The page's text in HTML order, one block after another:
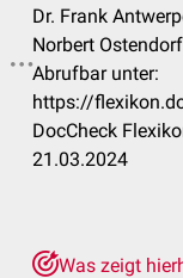
Dr. Frank
Norbert Ostendorf
Abrufbar unter:
https://
DocCheck
21.03.2024
Was zeigt